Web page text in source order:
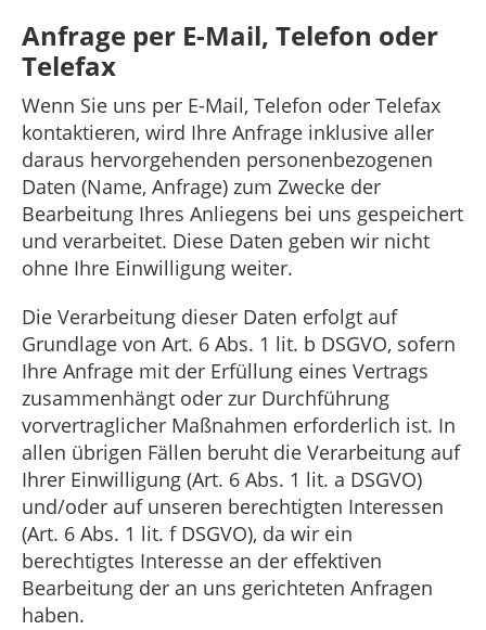
Anfrage per E-Mail, Telefon oder
Telefax
Wenn Sie uns per E-Mail, Telefon oder Telefax
kontaktieren, wird Ihre Anfrage inklusive aller
daraus hervorgehenden personenbezogenen
Daten (Name, Anfrage) zum Zwecke der
Bearbeitung Ihres Anliegens bei uns gespeichert
und verarbeitet. Diese Daten geben wir nicht
ohne Ihre Einwilligung weiter.
Die Verarbeitung dieser Daten erfolgt auf
Grundlage von Art. 6 Abs. 1 lit. b DSGVO, sofern
Ihre Anfrage mit der Erfüllung eines Vertrags
zusammenhängt oder zur Durchführung
vorvertraglicher Maßnahmen erforderlich ist. In
allen übrigen Fällen beruht die Verarbeitung auf
Ihrer Einwilligung (Art. 6 Abs. 1 lit. a DSGVO)
und/oder auf unseren berechtigten Interessen
(Art. 6 Abs. 1 lit. f DSGVO), da wir ein
berechtigtes Interesse an der effektiven
Bearbeitung der an uns gerichteten Anfragen
haben.